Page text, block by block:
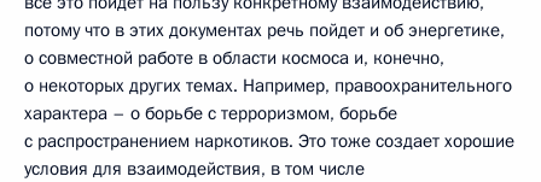
потому что в этих документах речь пойдет и об энергетике,
о совместной работе в области космоса и, конечно,
о некоторых других темах. Например, правоохранительного
характера – о борьбе с терроризмом, борьбе
с распространением наркотиков. Это тоже создает хорошие
условия для взаимодействия, в том числе